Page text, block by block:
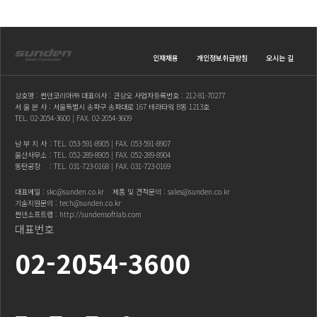
인재채용 개인정보취급방침 오시는 길
상호명 : 썬덴코리아㈜ 대표이사 : 권상오 사업자등록번호 : 212-81-70277
서 울 본 사 : 서울특별시 송파구 송파대로 167 테라타워 B동 1213호
TEL. 02-2054-3600 | FAX. 02-2054-3609
남 부 지 사 : TEL. 053-591-8905 | FAX. 053-591-8907
울산사무소 : TEL. 052-289-8905 | FAX. 052-289-8904
동탄공장
: TEL. 031-723-0168 | FAX. 031-723-0169
대표메일 : skc@sunden.co.kr 제품 및 견적문의 : sales@sunden.co.kr
기술지원문의 : tech@sunden.co.kr
썬덴소프트랩 : http://sundensoftlab.com
대표번호
02-2054-3600